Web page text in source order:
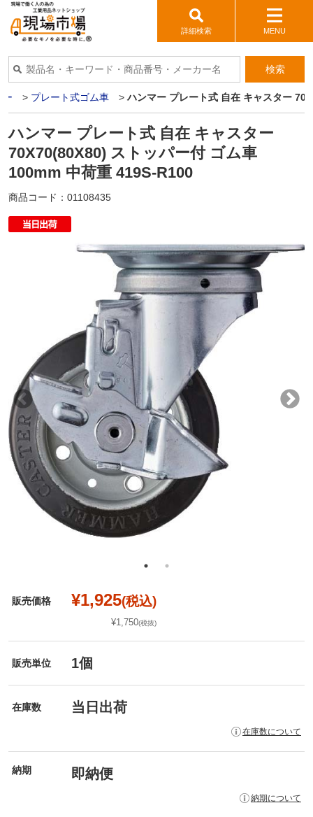
詳細検索 MENU
検索
ー > プレート式ゴム車 >ハンマー プレート式 自在 キャスター
ハンマー プレート式 自在 キャスター
70X70(80X80) ストッパー付 ゴム車
100mm 中荷重 419S-R100
商品コード： 01108435
販売価格 ¥1,925(税込)
¥1,750(税抜)
販売単位 1個
在庫数 当日出荷
在庫数について
納期 即納便
納期について